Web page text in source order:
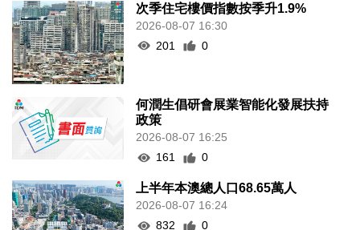
次季住宅樓價指數按季升1.9%
2026-08-07 16:30
201
0
何潤生倡研會展業智能化發展扶持
政策
2026-08-07 16:25
161
0
上半年本澳總人口68.65萬人
2026-08-07 16:24
832
0